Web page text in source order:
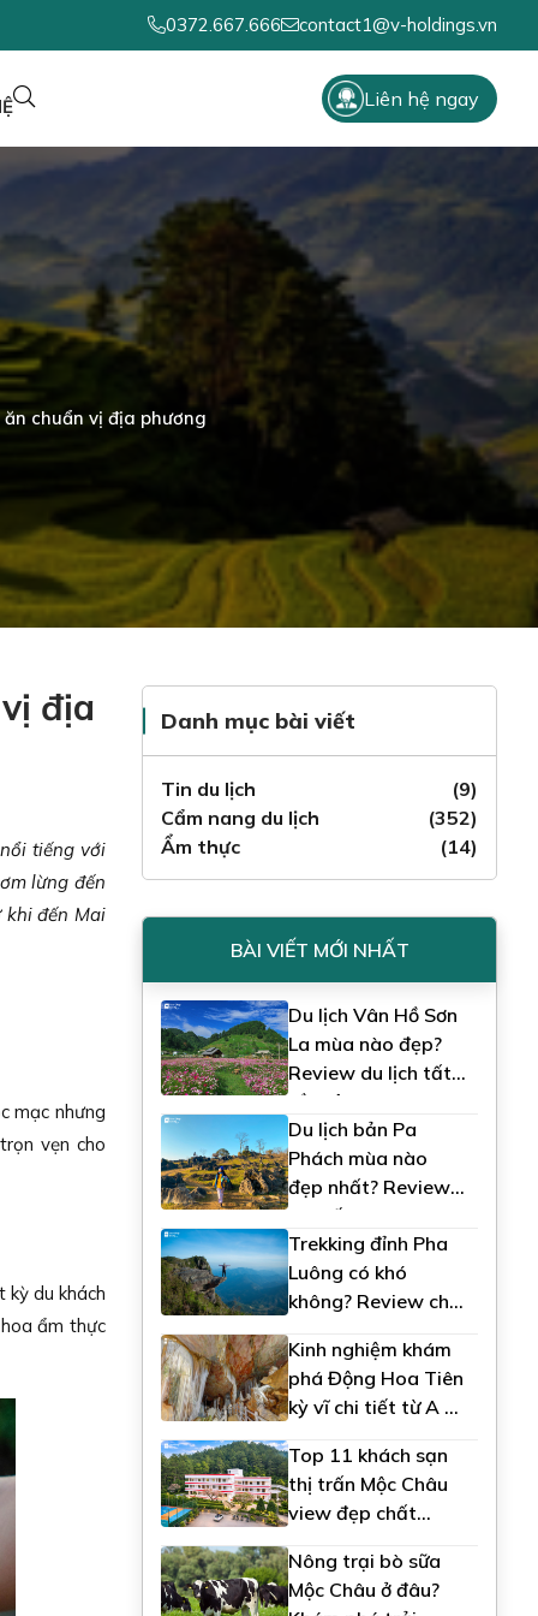
0372.667.666 contact1@v-holdings.vn
Liên hệ ngay
chuẩn vị địa phương
địa
tiếng với
lừng đến
khi đến Mai
mạc nhưng
vẹn cho
kỳ du khách
ẩm thực
Danh mục bài viết
Tin du lịch
(9)
Cẩm nang du lịch
(352)
Ẩm thực
(14)
BÀI VIẾT MỚI NHẤT
Du lịch Vân Hồ Sơn
La mùa nào đẹp?
Review du lịch tất
tần tật
Du lịch bản Pa
Phách mùa nào
đẹp nhất? Review
chi tiết
Trekking đỉnh Pha
Luông có khó
không? Review chi
Kinh nghiệm khám
phá Động Hoa Tiên
kỳ vĩ chi tiết từ A -
Top 11 khách sạn
thị trấn Mộc Châu
view đẹp chất
Nông trại bò sữa
Mộc Châu ở đâu?